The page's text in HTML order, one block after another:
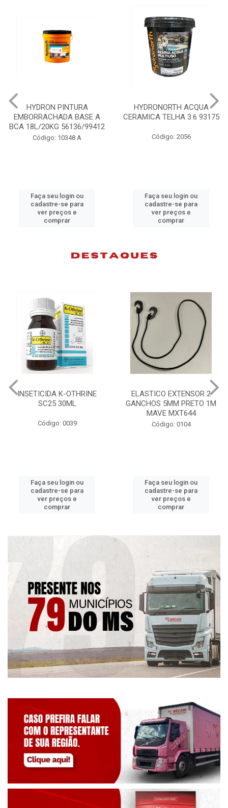
HYDRON PINTURA
EMBORRACHADA BASE A
BCA 18L/20KG 56136/99412
Código: 10348 A
Faça seu login ou
cadastre-se para
ver preços e
comprar
HYDRONORTH ACQUA
CERAMICA TELHA 3.6 93175
Código: 2056
Faça seu login ou
cadastre-se para
ver preços e
comprar
INSETICIDA K-OTHRINE
SC25 30ML
Código: 0039
Faça seu login ou
cadastre-se para
ver preços e
comprar
ELASTICO EXTENSOR 2
GANCHOS 5MM PRETO 1M
MAVE MXT644
Código: 0104
Faça seu login ou
cadastre-se para
ver preços e
comprar